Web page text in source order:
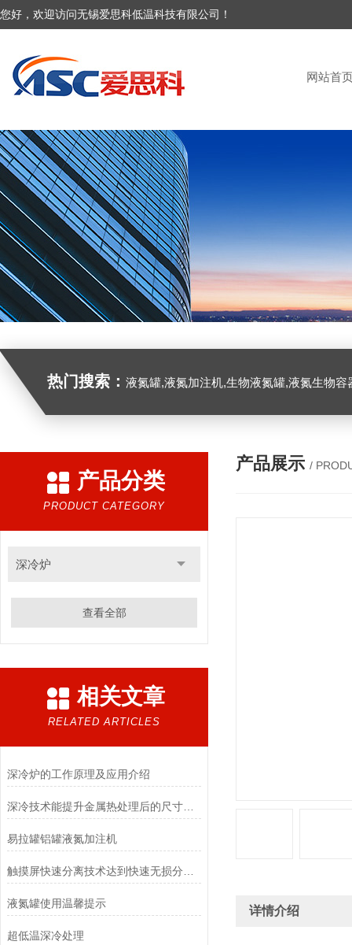
您好，欢迎访问无锡爱思科低温科技有限公司！
网站首
热门搜索： 液氮罐,液氮加注机,生物液氮罐,液氮生物容器,
产品分类
PRODUCT CATEGORY
深冷炉
查看全部
相关文章
RELATED ARTICLES
深冷炉的工作原理及应用介绍
深冷技术能提升金属热处理后的尺寸稳定性
易拉罐铝罐液氮加注机
液氮罐使用温馨提示
超低温深冷处理
产品展示 /
详情介绍